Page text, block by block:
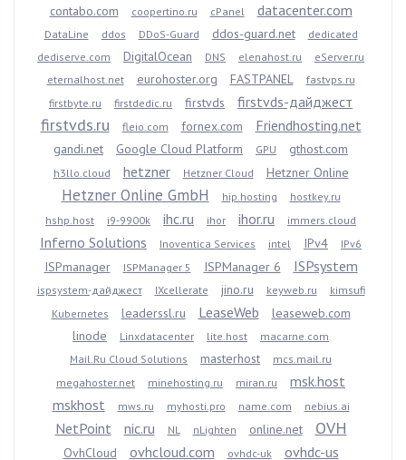
contabo.com coopertino.ru cPanel datacenter.com
DataLine ddos DDoS-Guard ddos-guard.net
dedicated
dediserve.com
DigitalOcean DNS elenahost.ru
eServer.ru
eternalhost.net
eurohoster.org FASTPANEL
fastvps.ru
firstbyte.ru
firstdedic.ru firstvds firstvds-дайджест
firstvds.ru fleio.com fornex.com Friendhosting.net
gandi.net Google Cloud Platform GPU gthost.com
h3llo.cloud hetzner Hetzner Cloud Hetzner Online
Hetzner Online GmbH hip.hosting
hostkey.ru
hshp.host
i9-9900k ihc.ru ihor ihor.ru immers.cloud
Inferno Solutions Inoventica Services intel IPv4 IPv6
ISPmanager ISPManager 5 ISPManager 6 ISPsystem
ispsystem-дайджест IXcellerate jino.ru keyweb.ru
kimsufi
Kubernetes
leaderssl.ru LeaseWeb
leaseweb.com
linode
Linxdatacenter lite.host
macarne.com
Mail.Ru Cloud Solutions
masterhost
mcs.mail.ru
megahoster.net
minehosting.ru miran.ru
msk.host
mskhost
mws.ru myhosti.pro name.com nebius.ai
NetPoint nic.ru NL nLighten online.net OVH
OvhCloud ovhcloud.com ovhdc-uk ovhdc-us